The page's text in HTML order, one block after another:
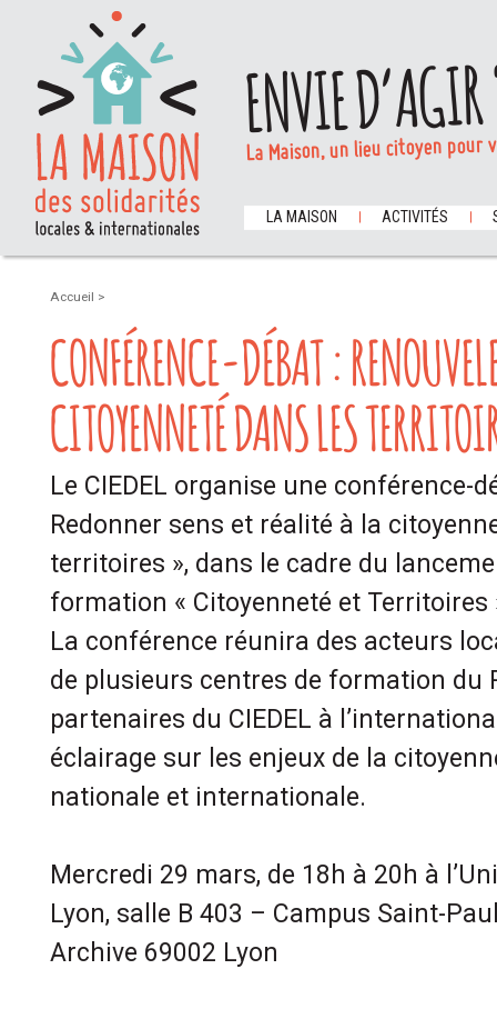
ENVIE
La Maison, un lieu citoyen
LA MAISON ACTIVITÉS
Accueil >
CONFÉRENCE-DÉBAT :
CITOYENNETÉ DANS LES
Le CIEDEL organise une conférence-
Redonner sens et réalité à la
territoires », dans le cadre du
formation « Citoyenneté et Territoires
La conférence réunira des acteurs
de plusieurs centres de formation du
partenaires du CIEDEL à
éclairage sur les enjeux de la
nationale et internationale.
Mercredi 29 mars, de 18h à 20h à
Lyon, salle B 403 – Campus Saint-
Archive 69002 Lyon